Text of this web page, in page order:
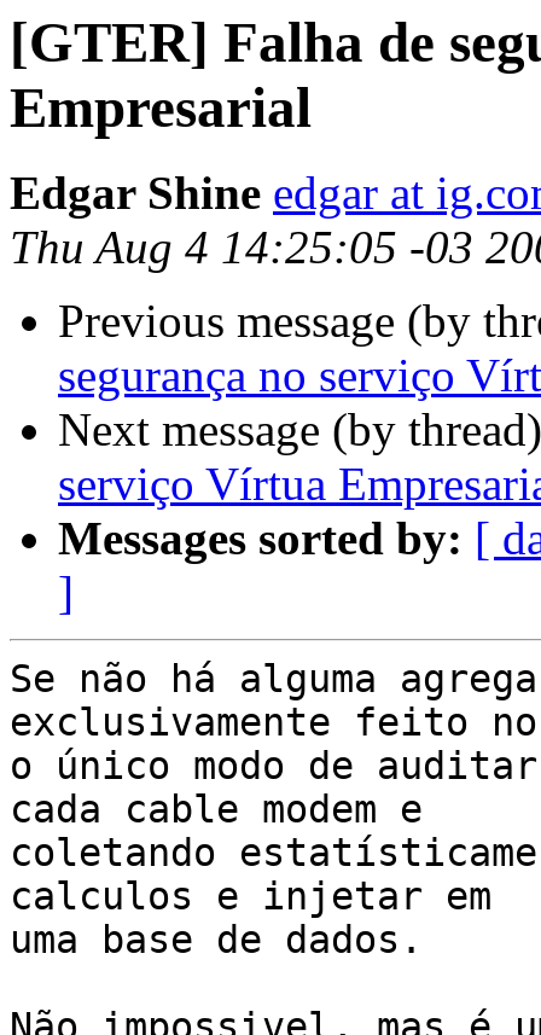
[GTER] Falha de
Empresarial
Edgar Shine edgar at
Thu Aug 4 14:25:05 -03
Previous message (by
segurança no serviço
Next message (by
serviço Vírtua
Messages sorted by: [
]
Se não há alguma
exclusivamente feito no
o único modo de
cada cable modem e
coletando
calculos e injetar em
uma base de dados.